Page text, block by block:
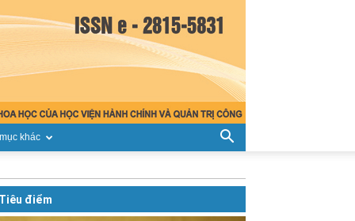
khác
Tiêu điểm